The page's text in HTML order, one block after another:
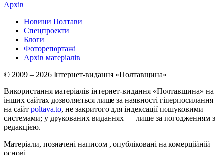
Архів
Новини Полтави
Спецпроекти
Блоги
Фоторепортажі
Архів матеріалів
© 2009 – 2026 Інтернет-видання «Полтавщина»
Використання матеріалів інтернет-видання «Полтавщина» на
інших сайтах дозволяється лише за наявності гіперпосилання
на сайт poltava.to, не закритого для індексації пошуковими
системами; у друкованих виданнях — лише за погодженням з
редакцією.
Матеріали, позначені написом , опубліковані на комерційній
основі.